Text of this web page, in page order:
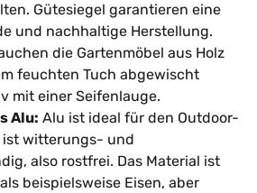
Gütesiegel garantieren eine
und nachhaltige Herstellung.
die Gartenmöbel aus Holz
feuchten Tuch abgewischt
mit einer Seifenlauge.
Alu: Alu ist ideal für den Outdoor-
ist witterungs- und
also rostfrei. Das Material ist
beispielsweise Eisen, aber